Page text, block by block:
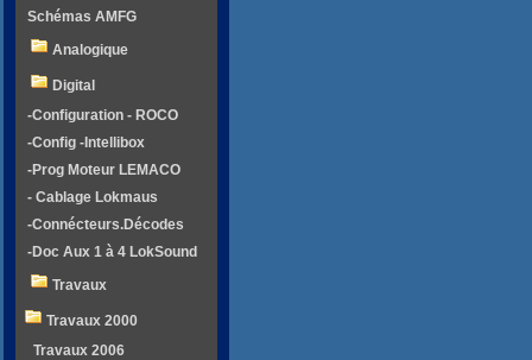
Schémas AMFG
Analogique
Digital
-Configuration - ROCO
-Config -Intellibox
-Prog Moteur LEMACO
- Cablage Lokmaus
-Connécteurs.Décodes
-Doc Aux 1 à 4 LokSound
Travaux
Travaux 2000
Travaux 2006